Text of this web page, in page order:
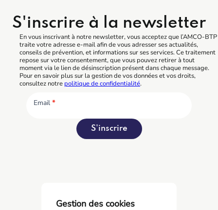
S'inscrire à la newsletter
En vous inscrivant à notre newsletter, vous acceptez que l’AMCO-BTP
traite votre adresse e-mail afin de vous adresser ses actualités,
conseils de prévention, et informations sur ses services. Ce traitement
repose sur votre consentement, que vous pouvez retirer à tout
moment via le lien de désinscription présent dans chaque message.
Pour en savoir plus sur la gestion de vos données et vos droits,
consultez notre politique de confidentialité.
Email *
S'inscrire
Gestion des cookies